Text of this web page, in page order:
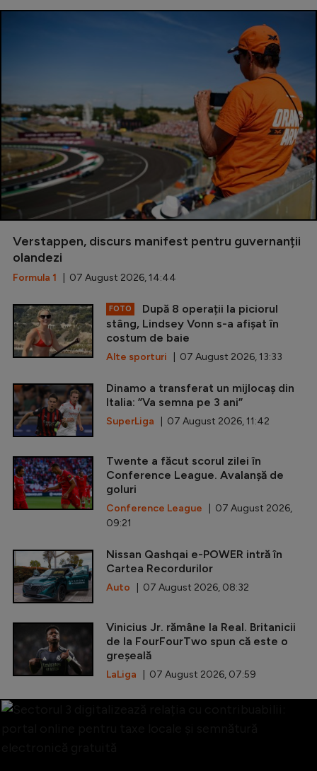
Verstappen, discurs manifest pentru guvernanții
olandezi
Formula 1 | 07 August 2026, 14:44
FOTO
După 8 operații la piciorul
stâng, Lindsey Vonn s-a afișat în
costum de baie
Alte sporturi | 07 August 2026, 13:33
Dinamo a transferat un mijlocaș din
Italia: ”Va semna pe 3 ani”
SuperLiga | 07 August 2026, 11:42
Twente a făcut scorul zilei în
Conference League. Avalanșă de
goluri
Conference League | 07 August 2026,
09:21
Nissan Qashqai e-POWER intră în
Cartea Recordurilor
Auto | 07 August 2026, 08:32
Vinicius Jr. rămâne la Real. Britanicii
de la FourFourTwo spun că este o
greșeală
LaLiga | 07 August 2026, 07:59